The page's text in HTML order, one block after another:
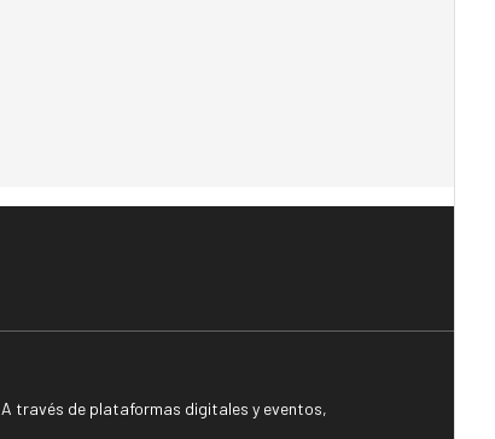
través de plataformas digitales y eventos,